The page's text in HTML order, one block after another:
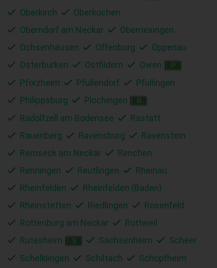
Oberkirch
Oberkochen
Oberndorf am Neckar
Oberriexingen
Ochsenhausen
Offenburg
Oppenau
Osterburken
Ostfildern Owen P
Pforzheim Pfullendorf
Pfullingen
Philippsburg
Plochingen R
Radolfzell am Bodensee
Rastatt
Rauenberg
Ravensburg
Ravenstein
Remseck am Neckar
Renchen
Renningen
Reutlingen
Rheinau
Rheinfelden
Rheinfelden (Baden)
Rheinstetten
Riedlingen
Rosenfeld
Rottenburg am Neckar
Rottweil
Rutesheim
S Sachsenheim
Scheer
Schelklingen
Schiltach
Schopfheim